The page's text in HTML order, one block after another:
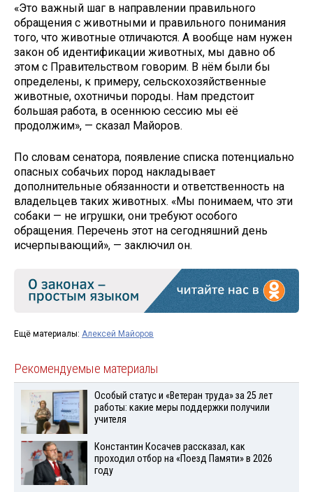
«Это важный шаг в направлении правильного
обращения с животными и правильного понимания
того, что животные отличаются. А вообще нам нужен
закон об идентификации животных, мы давно об
этом с Правительством говорим. В нём были бы
определены, к примеру, сельскохозяйственные
животные, охотничьи породы. Нам предстоит
большая работа, в осеннюю сессию мы её
продолжим», — сказал Майоров.
По словам сенатора, появление списка потенциально
опасных собачьих пород накладывает
дополнительные обязанности и ответственность на
владельцев таких животных. «Мы понимаем, что эти
собаки — не игрушки, они требуют особого
обращения. Перечень этот на сегодняшний день
исчерпывающий», — заключил он.
Ещё материалы: Алексей Майоров
Рекомендуемые материалы
Особый статус и «Ветеран труда» за 25 лет
работы: какие меры поддержки получили
учителя
Константин Косачев рассказал, как
проходил отбор на «Поезд Памяти» в 2026
году